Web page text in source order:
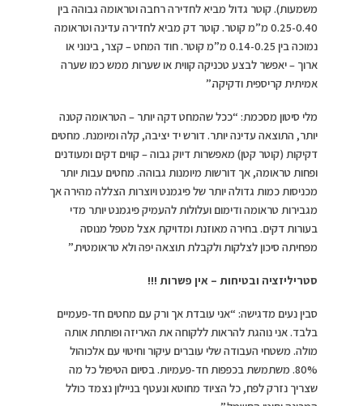
משמעות). קוטר גדול מביא לחדירה רחבה וטראומה גבוהה בין
0.25-0.40 מ”מ קוטר. קוטר דק מביא לחדירה עדינה וטראומה
נמוכה בין 0.14-0.25 מ”מ קוטר. חוד המחט – קצר, בינוני או
ארוך – יאפשר לבצע טכניקה קווית או שערות ממש כמו שערה
אמיתית קריספית ודקיקה.”
מלי סיטון מסכמת: “ככל שהמחט דקה יותר – הטראומה קטנה
יותר, התוצאה עדינה יותר. דורש יד יציבה, קלה ומיומנת. מחטים
דקיקות (קוטר קטן) מאפשרות דיוק גבוה – קווים דקים ומעודנים
ופחות טראומה, אך דורשות מיומנות גבוהה. מחטים עבות יותר
מכניסות כמות גדולה יותר של פיגמנט ויוצרות הצללה מהירה אך
מגבירות טראומה ודימום ועלולות להעמיק פיגמנט יותר מדי
בעורות דקים. בחירה מאוזנת ומדויקת אצל מטפל מנוסה
מפחיתה סיכון לצלקות ולקבלת תוצאה יפה ולא טראומטית.”
סטריליזציה ובטיחות – אין פשרות !!!
סבין נעים מדגישה: “אני עובדת אך ורק עם מחטים חד-פעמיים
בלבד. אני נוהגת להראות ללקוחה את האריזה ופותחת אותה
מולה. משטחי העבודה שלי עוברים עיקור וחיטוי עם אלכוהול
80%. משתמשת בכפפות חד-פעמיות. בסיום הטיפול כל מה
שצריך נזרק לפח, כל הציוד מחוטא ונעטף בניילון נצמד כולל